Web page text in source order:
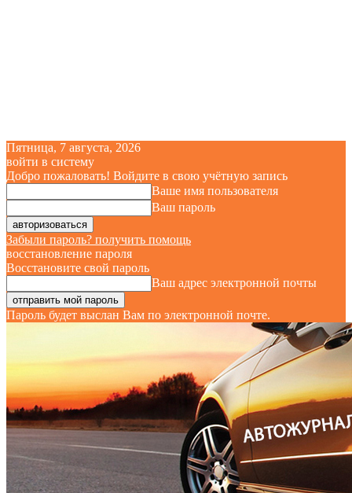
Пятница, 7 августа, 2026
войти в систему
Добро пожаловать! Войдите в свою учётную запись
Ваше имя пользователя
Ваш пароль
Забыли пароль? получить помощь
восстановление пароля
Восстановите свой пароль
Ваш адрес электронной почты
Пароль будет выслан Вам по электронной почте.